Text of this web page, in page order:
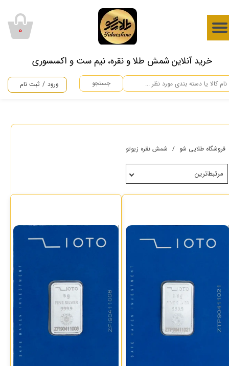
​خرید آنلاین شمش طلا و نقره، نیم ست و اکسسوری
جستجو ورود / ثبت نام
حساب کاربری من
سفارشات
۰
فروشگاه طلایی شو شمش نقره زیوتو
مرتبط‌ترین